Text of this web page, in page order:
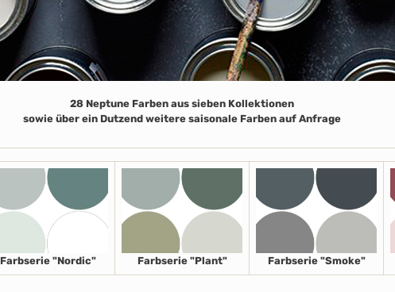
28 Neptune Farben aus sieben Kollektionen
sowie über ein Dutzend weitere saisonale Farben auf Anfrage
Farbserie "Nordic" Farbserie "Plant" Farbserie "Smoke"